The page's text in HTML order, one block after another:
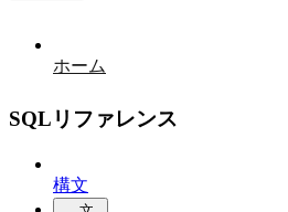
ホーム
SQLリファレンス
構文